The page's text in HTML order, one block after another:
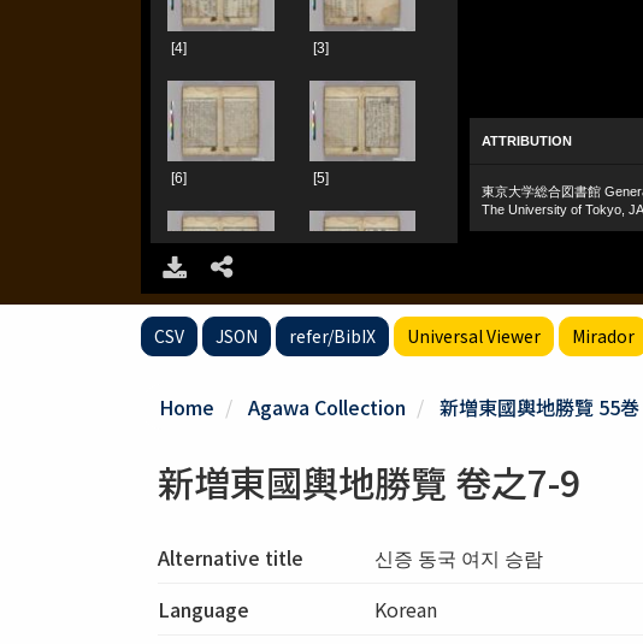
CSV JSON refer/BibIX Universal Viewer Mirador
Home Agawa Collection 新増東國輿地勝覽 55巻
新増東國輿地勝覽 卷之7-9
Alternative title
신증 동국 여지 승람
Language
Korean